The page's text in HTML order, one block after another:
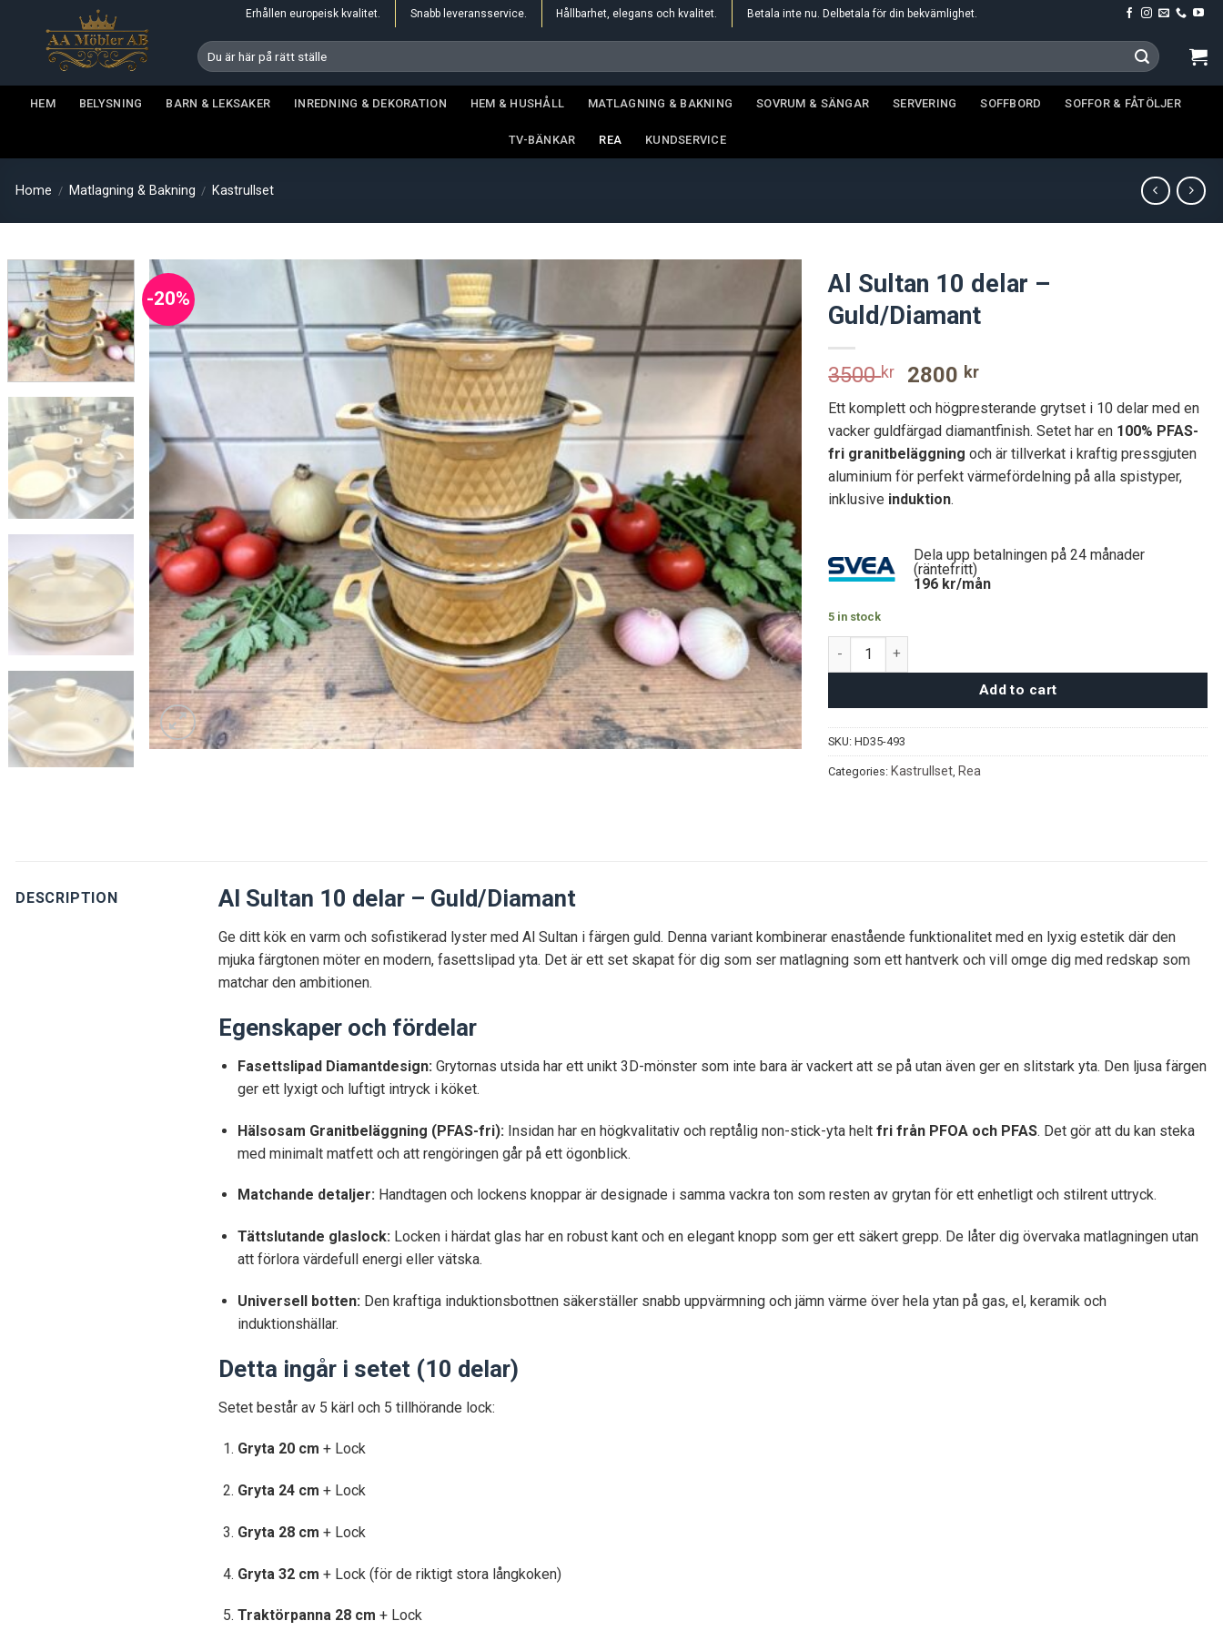
Erhållen europeisk kvalitet. Snabb leveransservice. Hållbarhet, elegans och kvalitet. Betala inte nu. Delbetala för din bekvämlighet.
Search
for:
HEM BELYSNING BARN & LEKSAKER INREDNING & DEKORATION HEM & HUSHÅLL MATLAGNING & BAKNING SOVRUM & SÄNGAR SERVERING SOFFBORD SOFFOR & FÅTÖLJER
TV-BÄNKAR REA KUNDSERVICE
Home / Matlagning & Bakning / Kastrullset
-20%
Al Sultan 10 delar –
Guld/Diamant
3500kr
Original
price
was:
3500 kr.
2800 krCurrent
price
is:
2800 kr.
Ett komplett och högpresterande grytset i 10 delar med en
vacker guldfärgad diamantfinish. Setet har en 100% PFAS-
fri granitbeläggning och är tillverkat i kraftig pressgjuten
aluminium för perfekt värmefördelning på alla spistyper,
inklusive induktion.
Dela upp betalningen på 24 månader
(räntefritt)
196 kr/mån
5 in stock
Al Sultan 10 delar – Guld/Diamant quantity
Add to cart
SKU:HD35-493
Categories: Kastrullset Rea
DESCRIPTION Al Sultan 10 delar – Guld/Diamant
Ge ditt kök en varm och sofistikerad lyster med Al Sultan i färgen guld. Denna variant kombinerar enastående funktionalitet med en lyxig estetik där den
mjuka färgtonen möter en modern, fasettslipad yta. Det är ett set skapat för dig som ser matlagning som ett hantverk och vill omge dig med redskap som
matchar den ambitionen.
Egenskaper och fördelar
Fasettslipad Diamantdesign: Grytornas utsida har ett unikt 3D-mönster som inte bara är vackert att se på utan även ger en slitstark yta. Den ljusa färgen
ger ett lyxigt och luftigt intryck i köket.
Hälsosam Granitbeläggning (PFAS-fri): Insidan har en högkvalitativ och reptålig non-stick-yta heltfri från PFOA och PFAS. Det gör att du kan steka
med minimalt matfett och att rengöringen går på ett ögonblick.
Matchande detaljer: Handtagen och lockens knoppar är designade i samma vackra ton som resten av grytan för ett enhetligt och stilrent uttryck.
Tättslutande glaslock: Locken i härdat glas har en robust kant och en elegant knopp som ger ett säkert grepp. De låter dig övervaka matlagningen utan
att förlora värdefull energi eller vätska.
Universell botten: Den kraftiga induktionsbottnen säkerställer snabb uppvärmning och jämn värme över hela ytan på gas, el, keramik och
induktionshällar.
Detta ingår i setet (10 delar)
Setet består av 5 kärl och 5 tillhörande lock:
Gryta 20 cm + Lock
Gryta 24 cm + Lock
Gryta 28 cm + Lock
Gryta 32 cm + Lock (för de riktigt stora långkoken)
Traktörpanna 28 cm + Lock